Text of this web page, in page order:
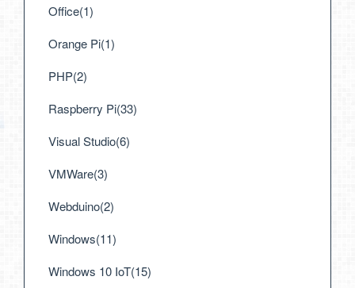
Office(1)
Orange Pi(1)
PHP(2)
Raspberry Pi(33)
Visual Studio(6)
VMWare(3)
Webduino(2)
Windows(11)
Windows 10 IoT(15)